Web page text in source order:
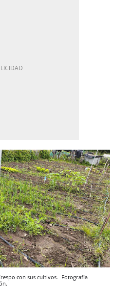
con sus cultivos. Fotografía